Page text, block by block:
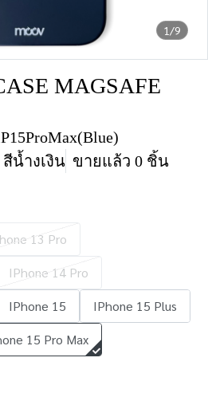
1/9
MAGSAFE
สีน้ำงเงิน ขายแล้ว 0 ชิ้น
13 Pro
IPhone 14 Pro
IPhone 15
IPhone 15 Plus
15 Pro Max